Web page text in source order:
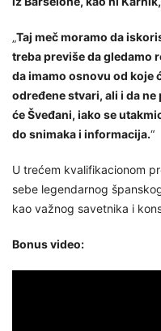
„Taj meč moramo da
treba previše da gledamo
da imamo osnovu od koje
određene stvari, ali i da
će Šveđani, iako se
do snimaka i informacija.“
U trećem kvalifikacionom
sebe legendarnog
kao važnog savetnika i
Bonus video: